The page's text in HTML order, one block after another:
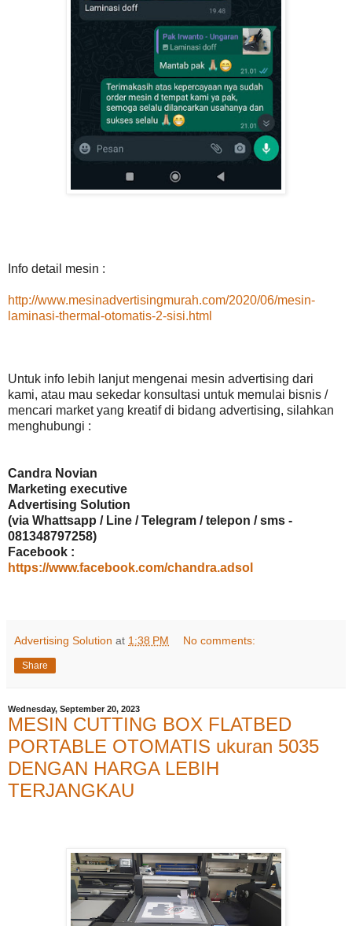
Info detail mesin :
http://www.mesinadvertisingmurah.com/2020/06/mesin-
laminasi-thermal-otomatis-2-sisi.html
Untuk info lebih lanjut mengenai mesin advertising dari
kami, atau mau sekedar konsultasi untuk memulai bisnis /
mencari market yang kreatif di bidang advertising, silahkan
menghubungi :
Candra Novian
Marketing executive
Advertising Solution
(via Whattsapp / Line / Telegram / telepon / sms -
081348797258)
Facebook :
https://www.facebook.com/chandra.adsol
Advertising Solution at 1:38 PM No comments:
Share
Wednesday, September 20, 2023
MESIN CUTTING BOX FLATBED
PORTABLE OTOMATIS ukuran 5035
DENGAN HARGA LEBIH
TERJANGKAU